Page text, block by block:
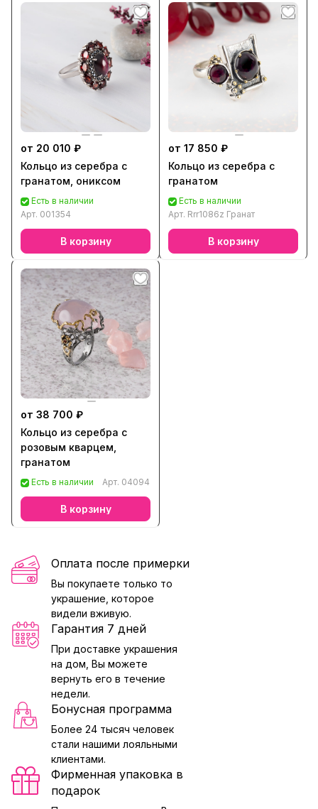
от 20 010 ₽
Кольцо из серебра с
гранатом, ониксом
Есть в наличии
Арт. 001354
В корзину
от 17 850 ₽
Кольцо из серебра с
гранатом
Есть в наличии
Арт. Rrr1086z Гранат
В корзину
от 38 700 ₽
Кольцо из серебра с
розовым кварцем,
гранатом
Есть в наличии Арт. 04094
В корзину
Оплата после примерки
Вы покупаете только то
украшение, которое
видели вживую.
Гарантия 7 дней
При доставке украшения
на дом, Вы можете
вернуть его в течение
недели.
Бонусная программа
Более 24 тысяч человек
стали нашими лояльными
клиентами.
Фирменная упаковка в
подарок